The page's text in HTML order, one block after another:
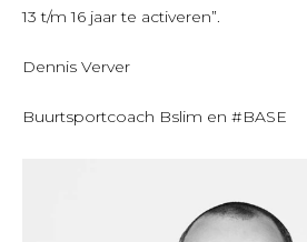
13 t/m 16 jaar te activeren”.
Dennis Verver
Buurtsportcoach Bslim en #BASE